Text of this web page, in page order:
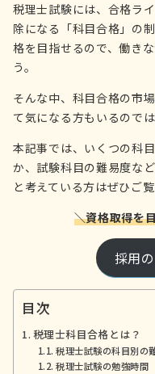
税理士試験には、合格ラ
除になる「科目合格」の
格を目指せるので、働き
う。
そんな中、科目合格の市
て気になる方もいるので
本記事では、いくつの科
か、試験科目の難易度な
と考えている方はぜひご覧
＼資格取得を
採用
目次
税理士科目合格とは？
税理士試験の科目別の
税理士試験の勉強時間